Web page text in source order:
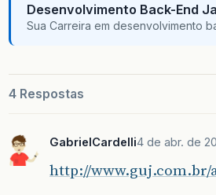
Desenvolvimento Back-End
Sua Carreira em desenvolvimento
4 Respostas
GabrielCardelli4 de abr. de
http://